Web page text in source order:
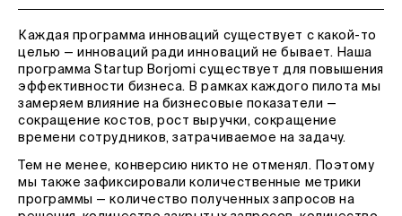
Каждая программа инноваций существует с какой-то
целью — инноваций ради инноваций не бывает. Наша
программа Startup Borjomi существует для повышения
эффективности бизнеса. В рамках каждого пилота мы
замеряем влияние на бизнесовые показатели —
сокращение костов, рост выручки, сокращение
времени сотрудников, затрачиваемое на задачу.
Тем не менее, конверсию никто не отменял. Поэтому
мы также зафиксировали количественные метрики
программы — количество полученных запросов на